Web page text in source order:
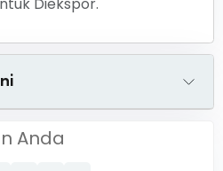
Anda